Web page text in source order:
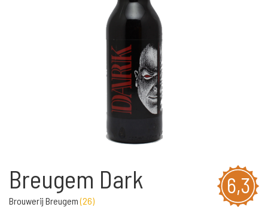
6,3
Breugem Dark
Brouwerij Breugem(26)